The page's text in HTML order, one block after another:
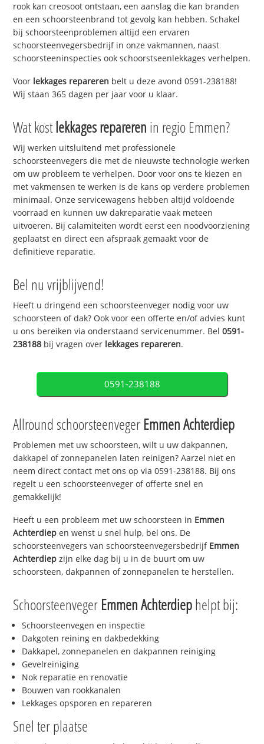
rook kan creosoot ontstaan, een aanslag die kan branden
en een schoorsteenbrand tot gevolg kan hebben. Schakel
bij schoorsteenproblemen altijd een ervaren
schoorsteenvegersbedrijf in onze vakmannen, naast
schoorsteeninspecties ook schoorstseenlekkages verhelpen.
Voor lekkages repareren belt u deze avond 0591-238188!
Wij staan 365 dagen per jaar voor u klaar.
Wat kostlekkages repareren in regio Emmen?
Wij werken uitsluitend met professionele
schoorsteenvegers die met de nieuwste technologie werken
om uw probleem te verhelpen. Door voor ons te kiezen en
met vakmensen te werken is de kans op verdere problemen
minimaal. Onze servicewagens hebben altijd voldoende
voorraad en kunnen uw dakreparatie vaak meteen
uitvoeren. Bij calamiteiten wordt eerst een noodvoorziening
geplaatst en direct een afspraak gemaakt voor de
definitieve reparatie.
Bel nu vrijblijvend!
Heeft u dringend een schoorsteenveger nodig voor uw
schoorsteen of dak? Ook voor een offerte en/of advies kunt
u ons bereiken via onderstaand servicenummer. Bel0591-
238188 bij vragen over lekkages repareren.
0591-238188
Allround schoorsteenveger Emmen Achterdiep
Problemen met uw schoorsteen, wilt u uw dakpannen,
dakkapel of zonnepanelen laten reinigen? Aarzel niet en
neem direct contact met ons op via 0591-238188. Bij ons
regelt u een schoorsteenveger of offerte snel en
gemakkelijk!
Heeft u een probleem met uw schoorsteen in Emmen
Achterdiep en wenst u snel hulp, bel ons. De
schoorsteenvegers van schoorsteenvegersbedrijf Emmen
Achterdiep zijn elke dag bij u in de buurt om uw
schoorsteen, dakpannen of zonnepanelen te herstellen.
Schoorsteenveger Emmen Achterdiephelpt bij:
Schoorsteenvegen en inspectie
Dakgoten reining en dakbedekking
Dakkapel, zonnepanelen en dakpannen reiniging
Gevelreiniging
Nok reparatie en renovatie
Bouwen van rookkanalen
Lekkages opsporen en repareren
Snel ter plaatse